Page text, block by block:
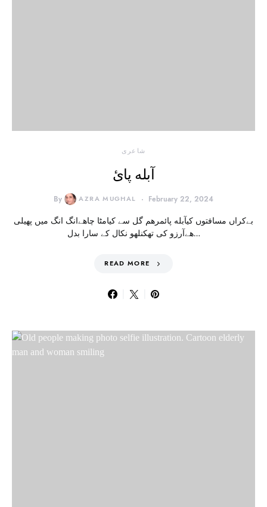
شاعری
آبله پائ
By AZRA MUGHAL February 22, 2024
بےکراں مسافتوں کیآبله پائمرهم گل سے کیامٹا چاهےانگ انگ میں پهیلی
هےآرزو کی تھکنلهو نکال کے سارا بدل…
READ MORE